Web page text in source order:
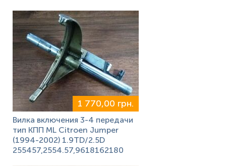
1 770,00 грн.
Вилка включения 3-4 передачи
тип КПП ML Citroen Jumper
(1994-2002) 1.9TD/2.5D
255457,2554.57,9618162180